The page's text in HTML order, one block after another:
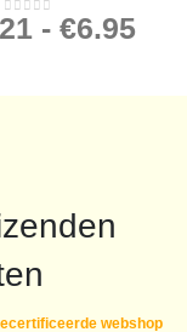
0out of 5
- €6.95
webshop